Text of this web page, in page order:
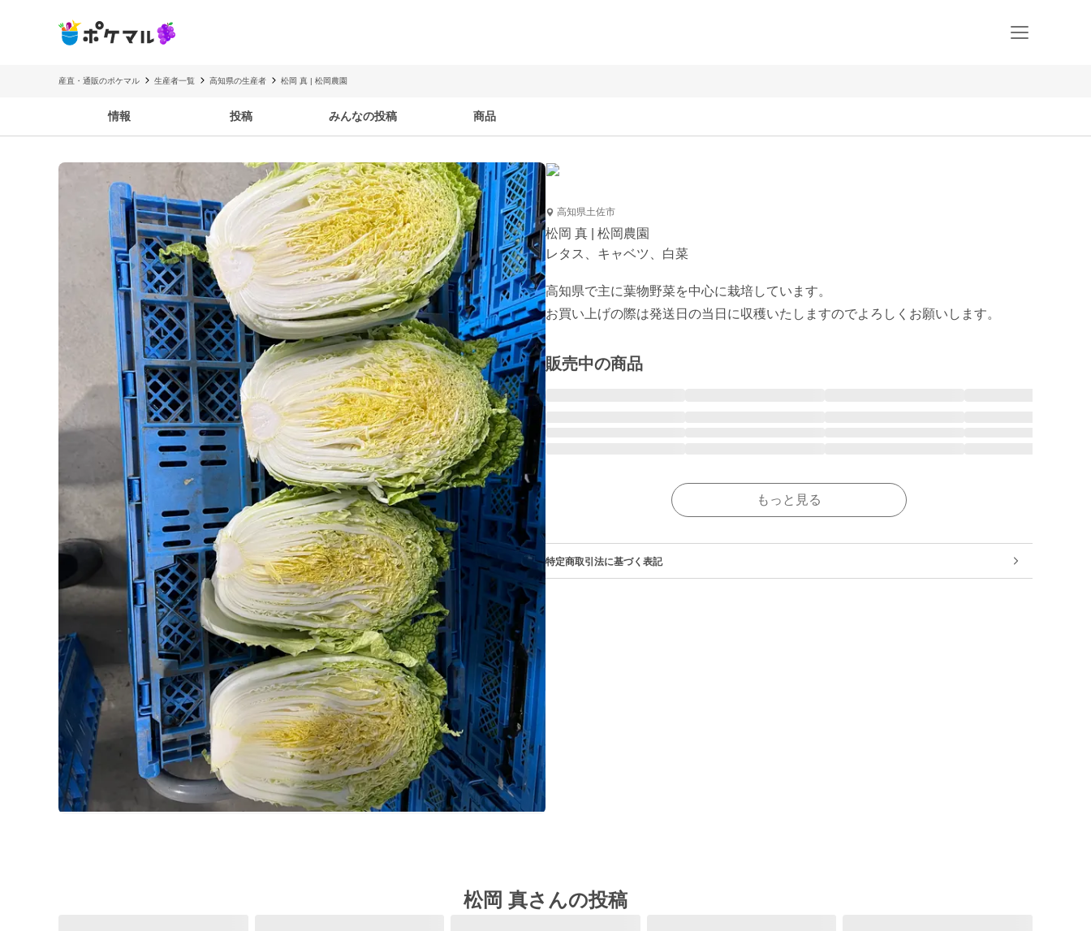
産直・通販のポケマル 生産者一覧 高知県の生産者 松岡 真 | 松岡農園
情報 投稿 みんなの投稿 商品
高知県土佐市
松岡 真 | 松岡農園
レタス、キャベツ、白菜
高知県で主に葉物野菜を中心に栽培しています。
お買い上げの際は発送日の当日に収穫いたしますのでよろしくお願いします。
販売中の商品
もっと見る
特定商取引法に基づく表記
松岡 真さんの投稿